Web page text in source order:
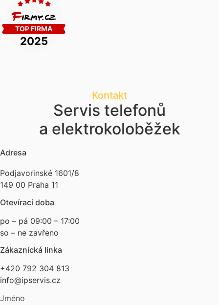
Kontakt
Servis telefonů
a elektrokoloběžek
Adresa
Podjavorinské 1601/8
149 00 Praha 11
Otevírací doba
po – pá 09:00 – 17:00
so – ne zavřeno
Zákaznická linka
+420 792 304 813
info@ipservis.cz
Jméno